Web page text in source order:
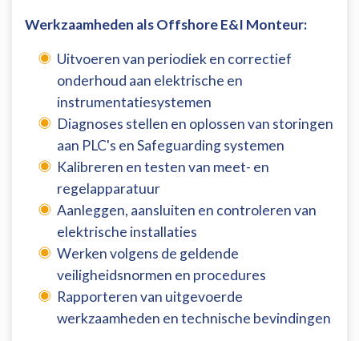
Werkzaamheden als Offshore E&I Monteur:
Uitvoeren van periodiek en correctief
onderhoud aan elektrische en
instrumentatiesystemen
Diagnoses stellen en oplossen van storingen
aan PLC's en Safeguarding systemen
Kalibreren en testen van meet- en
regelapparatuur
Aanleggen, aansluiten en controleren van
elektrische installaties
Werken volgens de geldende
veiligheidsnormen en procedures
Rapporteren van uitgevoerde
werkzaamheden en technische bevindingen